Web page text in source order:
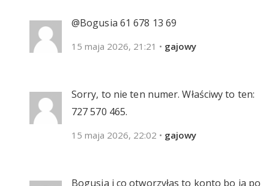
@Bogusia ‪61 678 13 69‬
15 maja 2026, 21:21 • gajowy
Sorry, to nie ten numer. Właściwy to ten:
727 570 465.
15 maja 2026, 22:02 • gajowy
Bogusia i co otworzyłas to konto bo ja po